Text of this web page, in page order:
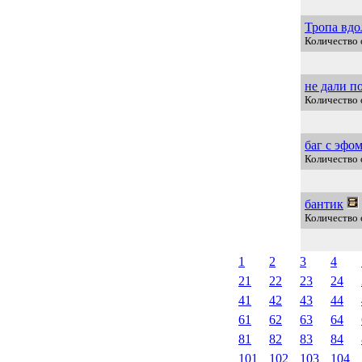
Тропа
Количество
не дали
Количество
баг с эфом
Количество
бантик
Количество
1 2 3 4
21
22 23 24
41
42 43 44
61
62 63 64
81
82 83 84
101
102 103 104